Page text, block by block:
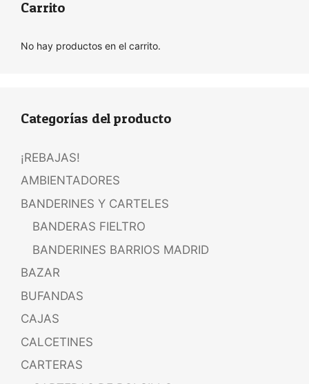
Carrito
No hay productos en el carrito.
Categorías del producto
¡REBAJAS!
AMBIENTADORES
BANDERINES Y CARTELES
BANDERAS FIELTRO
BANDERINES BARRIOS MADRID
BAZAR
BUFANDAS
CAJAS
CALCETINES
CARTERAS